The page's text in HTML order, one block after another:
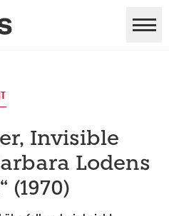
Invisible
Lodens
(1970)